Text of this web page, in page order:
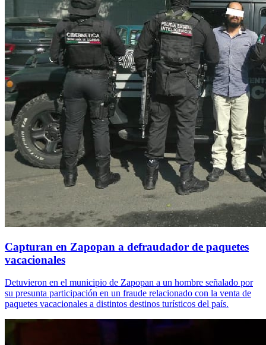
Capturan en Zapopan a defraudador de paquetes
vacacionales
Detuvieron en el municipio de Zapopan a un hombre señalado por
su presunta participación en un fraude relacionado con la venta de
paquetes vacacionales a distintos destinos turísticos del país.